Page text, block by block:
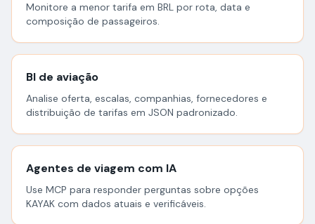
Monitore a menor tarifa em BRL por rota, data e
composição de passageiros.
BI de aviação
Analise oferta, escalas, companhias, fornecedores e
distribuição de tarifas em JSON padronizado.
Agentes de viagem com IA
Use MCP para responder perguntas sobre opções
KAYAK com dados atuais e verificáveis.